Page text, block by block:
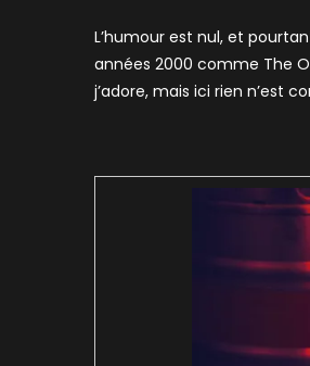
L’humour est nul, et
années 2000 comme The
j’adore, mais ici rien n’est